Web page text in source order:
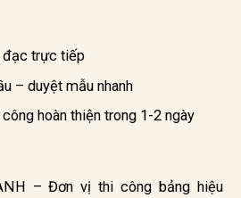
đạc trực tiếp
– duyệt mẫu nhanh
hoàn thiện trong 1-2 ngày
– Đơn vị thi công bảng hiệu